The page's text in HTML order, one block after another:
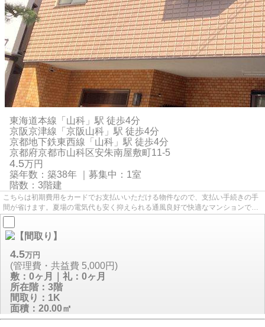
東海道本線 「 山科 」駅 徒歩4分
京阪京津線 「 京阪山科 」駅 徒歩4分
京都地下鉄東西線 「 山科 」駅 徒歩4分
京都府京都市山科区安朱南屋敷町11-5
4.5万円
築年数：築38年 ｜募集中： 1室
階数：3階建
こちらは初期費用をカードでお支払いいただける物件なので、支払い手続きの手
間が省けます。夏場の電気代も安く抑えられる通風良好で快適なマンションで
す。新しい日々を送るにふさわ...
4.5万 円
(管理費・共益費 5,000円)
敷：0ヶ月｜礼：0ヶ月
所在階：3階
間取り：1K
面積：20.00㎡